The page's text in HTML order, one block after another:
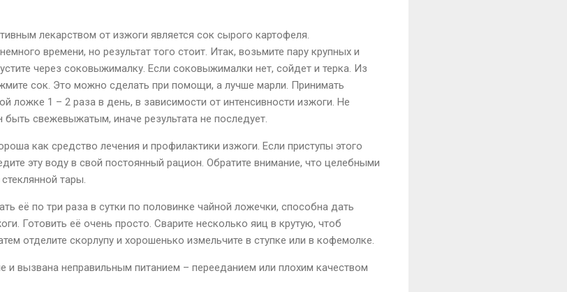
лекарством от изжоги является сок сырого картофеля.
времени, но результат того стоит. Итак, возьмите пару крупных и
через соковыжималку. Если соковыжималки нет, сойдет и терка. Из
сок. Это можно сделать при помощи, а лучше марли. Принимать
ложке 1 – 2 раза в день, в зависимости от интенсивности изжоги. Не
свежевыжатым, иначе результата не последует.
как средство лечения и профилактики изжоги. Если приступы этого
эту воду в свой постоянный рацион. Обратите внимание, что целебными
тары.
её по три раза в сутки по половинке чайной ложечки, способна дать
Готовить её очень просто. Сварите несколько яиц в крутую, чтоб
отделите скорлупу и хорошенько измельчите в ступке или в кофемолке.
и вызвана неправильным питанием – перееданием или плохим качеством